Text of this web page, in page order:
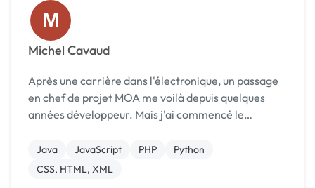
M
Michel Cavaud
Après une carrière dans l'électronique, un passage
en chef de projet MOA me voilà depuis quelques
années développeur. Mais j'ai commencé le
sur des ordinateurs que plus personne ne connaît
(ZX81, Am...
Java JavaScript PHP
Python
CSS, HTML, XML